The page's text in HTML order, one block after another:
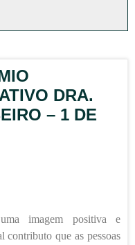
DRA.
– 1 DE
imagem positiva e
contributo que as pessoas